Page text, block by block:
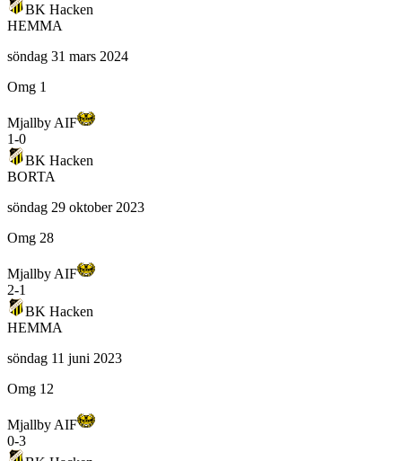
BK Hacken
HEMMA
söndag 31 mars 2024
Omg 1
Mjallby AIF
1-0
BK Hacken
BORTA
söndag 29 oktober 2023
Omg 28
Mjallby AIF
2-1
BK Hacken
HEMMA
söndag 11 juni 2023
Omg 12
Mjallby AIF
0-3